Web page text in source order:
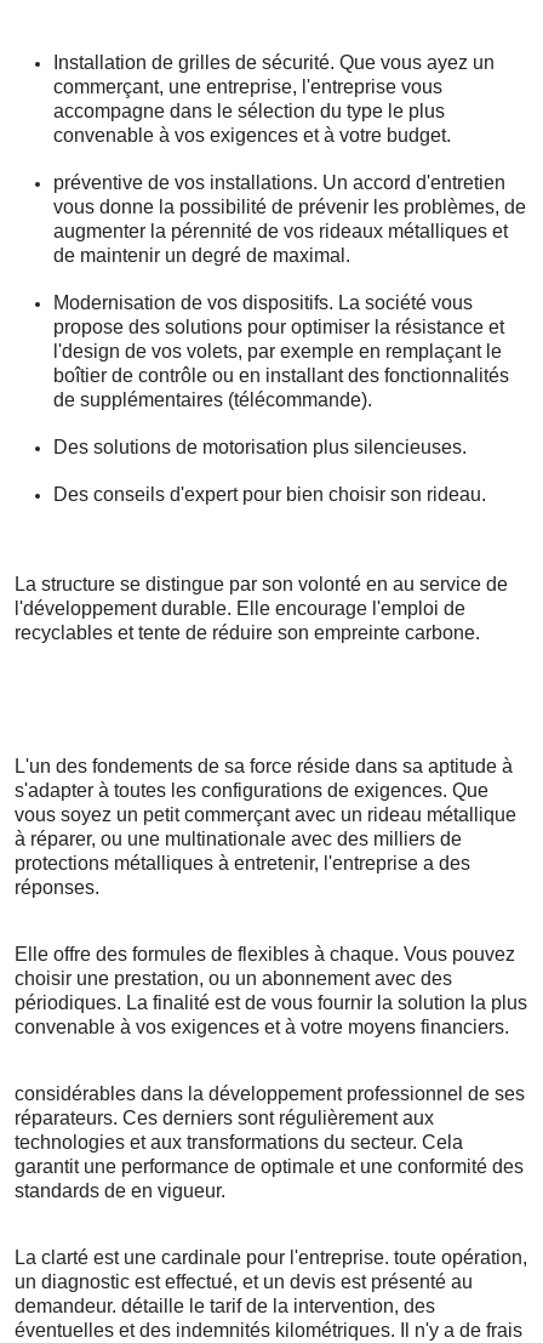
Installation de grilles de sécurité. Que vous ayez un
commerçant, une entreprise, l'entreprise vous
accompagne dans le sélection du type le plus
convenable à vos exigences et à votre budget.
préventive de vos installations. Un accord d'entretien
vous donne la possibilité de prévenir les problèmes, de
augmenter la pérennité de vos rideaux métalliques et
de maintenir un degré de maximal.
Modernisation de vos dispositifs. La société vous
propose des solutions pour optimiser la résistance et
l'design de vos volets, par exemple en remplaçant le
boîtier de contrôle ou en installant des fonctionnalités
de supplémentaires (télécommande).
Des solutions de motorisation plus silencieuses.
Des conseils d'expert pour bien choisir son rideau.
La structure se distingue par son volonté en au service de
l'développement durable. Elle encourage l'emploi de
recyclables et tente de réduire son empreinte carbone.
L'un des fondements de sa force réside dans sa aptitude à
s'adapter à toutes les configurations de exigences. Que
vous soyez un petit commerçant avec un rideau métallique
à réparer, ou une multinationale avec des milliers de
protections métalliques à entretenir, l'entreprise a des
réponses.
Elle offre des formules de flexibles à chaque. Vous pouvez
choisir une prestation, ou un abonnement avec des
périodiques. La finalité est de vous fournir la solution la plus
convenable à vos exigences et à votre moyens financiers.
considérables dans la développement professionnel de ses
réparateurs. Ces derniers sont régulièrement aux
technologies et aux transformations du secteur. Cela
garantit une performance de optimale et une conformité des
standards de en vigueur.
La clarté est une cardinale pour l'entreprise. toute opération,
un diagnostic est effectué, et un devis est présenté au
demandeur. détaille le tarif de la intervention, des
éventuelles et des indemnités kilométriques. Il n'y a de frais